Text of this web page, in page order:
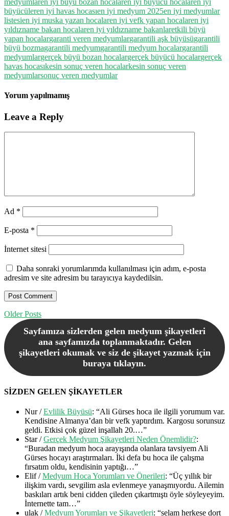
medyumlaren iyi büyü bozan hocalaren iyi büyücü hocalaren iyi
büyücüleren iyi havas hocasıen iyi medyum 2025en iyi medyumlar
listesien iyi muska yazan hocalaren iyi vefk yapan hocalaren iyi
yıldızname bakan hocalaren iyi yıldızname bakanlaretkili büyü
yapan hocalargaranti veren medyumlargarantili aşk büyüsügarantili
büyü bozmagarantili medyumgarantili medyum hocalargarantili
medyumlargerçek büyü bozan hocalargerçek büyücü hocalargerçek
havas hocasıkesin sonuç veren hocalarkesin sonuç veren
medyumlarsonuç veren medyumlar
Yorum yapılmamış
Leave a Reply
Ad *
E-posta *
İnternet sitesi
Daha sonraki yorumlarımda kullanılması için adım, e-posta
adresim ve site adresim bu tarayıcıya kaydedilsin.
Older Posts
Sayfamıza sizlerden gelen medyum şikayetleri
ana sayfamızda toplanmaktadır. Gelen
şikayetleri okumak ve siz de şikayet yazmak için
buraya tıklayın.
SİZDEN GELEN ŞİKAYETLER
Nur/Evlilik Büyüsü: “Ali Gürses hoca ile ilgili yorumum var.
Kendisine Almanya’dan bir vefk yaptırdım. Kargosu sorunsuz
geldi. Etkisi çok güzel inşallah 20.…”
Star/Gerçek Medyum Şikayetleri Neden Önemlidir?:
“Buradan medyum hoca arayışında olanlara tavsiyem Ali
Gürses hocayı araştırmaları. İki defa bu hoca ile çalışma
fırsatım oldu, kendisinin yaptığı…”
Elif/Medyum Hoca Yorumları ve Önerileri: “Üç yıllık bir
ilişkim vardı, sevgilim asla evlenmeye yanaşmıyordu. Ailemin
baskıları artık beni cidden çileden çıkartmıştı öyle söyleyeyim.
İnternette tam…”
ulak /Medyum Yorumları ve Şikayetleri: “selam herkese dort